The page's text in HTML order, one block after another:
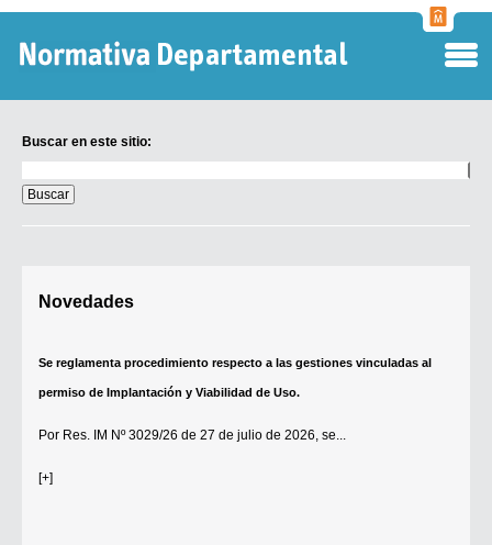
Buscar en este sitio:
en
este
sitio:
Novedades
Se reglamenta procedimiento respecto a las gestiones vinculadas al
permiso de Implantación y Viabilidad de Uso.
Por Res. IM Nº 3029/26 de 27 de julio de 2026, se...
[+]